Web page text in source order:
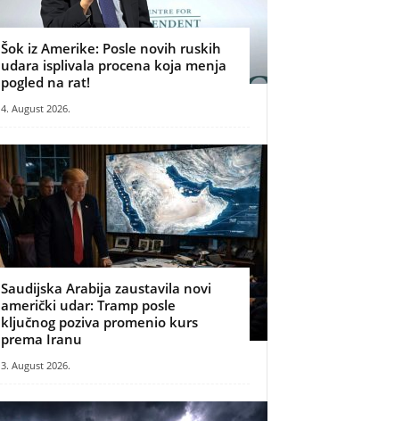
Šok iz Amerike: Posle novih ruskih
udara isplivala procena koja menja
pogled na rat!
4. August 2026.
Saudijska Arabija zaustavila novi
američki udar: Tramp posle
ključnog poziva promenio kurs
prema Iranu
3. August 2026.